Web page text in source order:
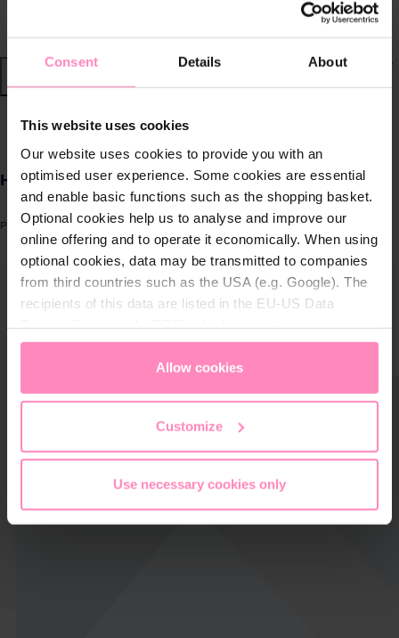
Consent Details About
This website uses cookies
Our website uses cookies to provide you with an
optimised user experience. Some cookies are essential
and enable basic functions such as the shopping basket.
Optional cookies help us to analyse and improve our
online offering and to operate it economically. When using
optional cookies, data may be transmitted to companies
from third countries such as the USA (e.g. Google). The
recipients of this data are listed in the EU-US Data
appropriate level of data protection. You canaccept all
only allow necessary cookies
access and change your chosen setting at any time in
Allow cookies
Customize
Use necessary cookies only
Wasser von BWT
Produkte für
zuhause
Lösungen für
Geschäftskunden
Kundenservice
Über BWT
zurück |
Holzkarten als Geschenkgutschein
Produktnummer: SW10529.2
überspringen